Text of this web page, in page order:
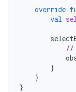
override
val
//
}
}
}